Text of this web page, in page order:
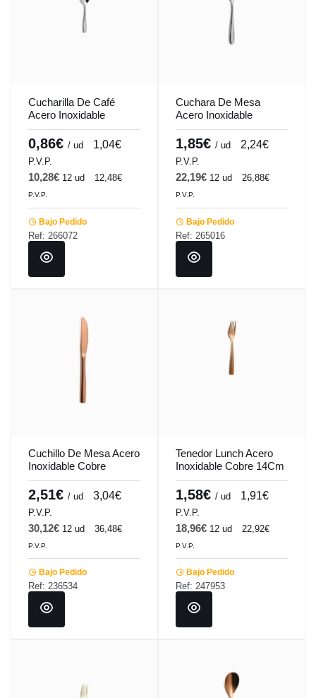
Cucharilla De Café
Acero Inoxidable
Plateado 14.1 Cm Tulip
Pro.mundi
0,86€ / ud 1,04€
P.V.P.
10,28€ 12 ud 12,48€
P.V.P.
Bajo Pedido
Ref: 266072
Cuchara De Mesa
Acero Inoxidable
Plateado 20.1 Cm Tulip
Pro.mundi
1,85€ / ud 2,24€
P.V.P.
22,19€ 12 ud 26,88€
P.V.P.
Bajo Pedido
Ref: 265016
Cuchillo De Mesa Acero
Inoxidable Cobre
22.1Cm Barcelona
Colors Comas
2,51€ / ud 3,04€
P.V.P.
30,12€ 12 ud 36,48€
P.V.P.
Bajo Pedido
Ref: 236534
Tenedor Lunch Acero
Inoxidable Cobre 14Cm
Barcelona Colors
Comas
1,58€ / ud 1,91€
P.V.P.
18,96€ 12 ud 22,92€
P.V.P.
Bajo Pedido
Ref: 247953